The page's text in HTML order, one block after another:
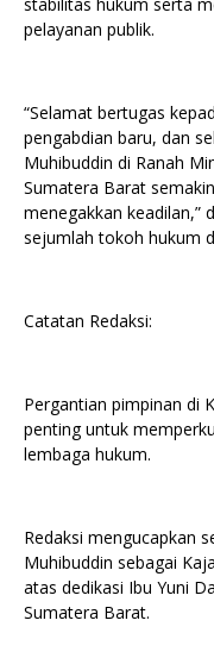
pelayanan publik.
“Selamat bertugas
pengabdian baru, dan
Muhibuddin di Ranah
Sumatera Barat
menegakkan keadilan,”
sejumlah tokoh hukum
Catatan Redaksi:
Pergantian pimpinan di
penting untuk
lembaga hukum.
Redaksi mengucapkan
Muhibuddin sebagai
atas dedikasi Ibu Yuni
Sumatera Barat.